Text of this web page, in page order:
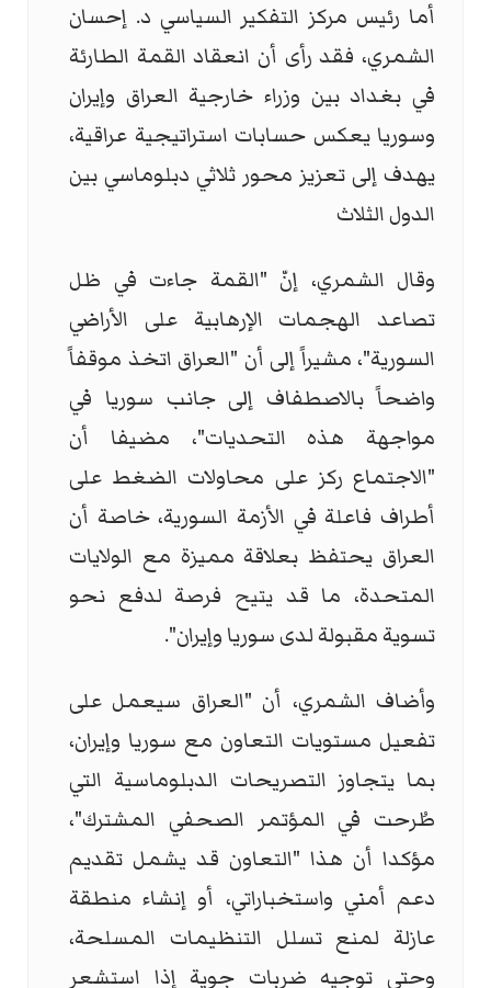
أما رئيس مركز التفكير السياسي د. إحسان
الشمري، فقد رأى أن انعقاد القمة الطارئة
في بغداد بين وزراء خارجية العراق وإيران
وسوريا يعكس حسابات استراتيجية عراقية،
يهدف إلى تعزيز محور ثلاثي دبلوماسي بين
الدول الثلاث
وقال الشمري، إنّ "القمة جاءت في ظل
تصاعد الهجمات الإرهابية على الأراضي
السورية"، مشيراً إلى أن "العراق اتخذ موقفاً
واضحاً بالاصطفاف إلى جانب سوريا في
مواجهة هذه التحديات"، مضيفا أن
"الاجتماع ركز على محاولات الضغط على
أطراف فاعلة في الأزمة السورية، خاصة أن
العراق يحتفظ بعلاقة مميزة مع الولايات
المتحدة، ما قد يتيح فرصة لدفع نحو
تسوية مقبولة لدى سوريا وإيران".
وأضاف الشمري، أن "العراق سيعمل على
تفعيل مستويات التعاون مع سوريا وإيران،
بما يتجاوز التصريحات الدبلوماسية التي
طُرحت في المؤتمر الصحفي المشترك"،
مؤكدا أن هذا "التعاون قد يشمل تقديم
دعم أمني واستخباراتي، أو إنشاء منطقة
عازلة لمنع تسلل التنظيمات المسلحة،
وحتى توجيه ضربات جوية إذا استشعر